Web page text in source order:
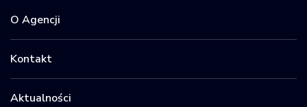
O Agencji
Kontakt
Aktualności